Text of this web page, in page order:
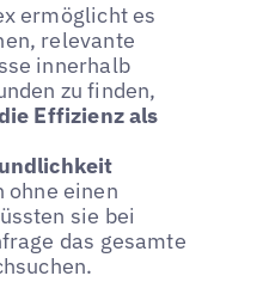
ermöglicht es
relevante
innerhalb
zu finden,
Effizienz als
ohne einen
sie bei
das gesamte